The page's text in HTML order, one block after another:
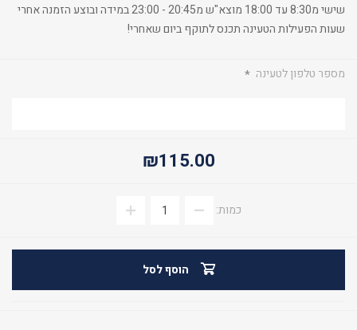
שישי מ8:30 עד 18:00 מוצא"ש מ20:45 - 23:00 במידה ובוצע הזמנה אחרי
שעות הפעילות הטעינה תכנס לתוקף ביום שאחרי!
מספר טלפון לטעינה *
₪115.00
כמות:
הוסף לסל